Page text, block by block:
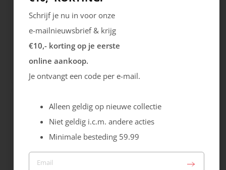
154.99 Sale
Schrijf je nu in voor onze
e-mailnieuwsbrief & krijg
€10,- korting op je eerste
online aankoop.
Je ontvangt een code per e-mail.
Alleen geldig op nieuwe collectie
Niet geldig i.c.m. andere acties
Minimale besteding 59.99